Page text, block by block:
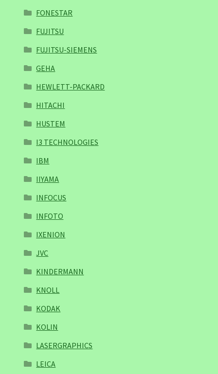
FONESTAR
FUJITSU
FUJITSU-SIEMENS
GEHA
HEWLETT-PACKARD
HITACHI
HUSTEM
I3 TECHNOLOGIES
IBM
IIYAMA
INFOCUS
INFOTO
IXENION
JVC
KINDERMANN
KNOLL
KODAK
KOLIN
LASERGRAPHICS
LEICA